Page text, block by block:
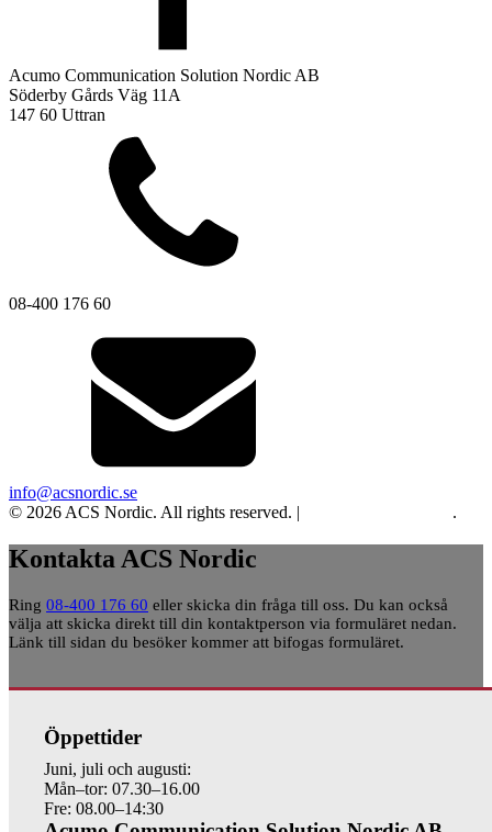
Acumo Communication Solution Nordic AB
Söderby Gårds Väg 11A
147 60 Uttran
08-400 176 60
info@acsnordic.se
© 2026 ACS Nordic. All rights reserved. |
.
Kontakta ACS Nordic
Ring 08-400 176 60 eller skicka din fråga till oss. Du kan också
välja att skicka direkt till din kontaktperson via formuläret nedan.
Länk till sidan du besöker kommer att bifogas formuläret.
Öppettider
Juni, juli och augusti:
Mån–tor: 07.30–16.00
Fre: 08.00–14:30